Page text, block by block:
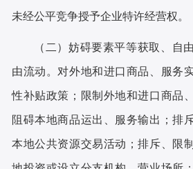
未经公平竞争授予企业特许经营权。
（二）妨碍要素平等获取、自
由流动。 对外地和进口商品、服务
性补贴政策；限制外地和进口商品
阻碍本地商品运出、服务输出；排
本地公共资源交易活动；排斥、限